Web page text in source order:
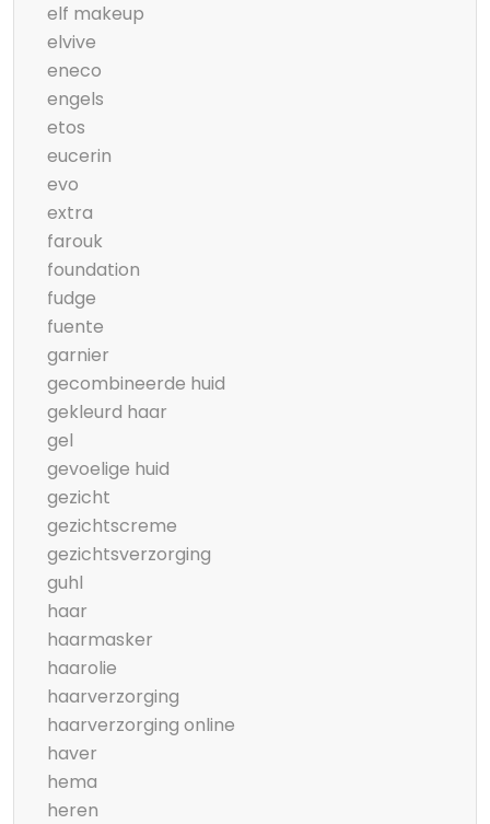
elf makeup
elvive
eneco
engels
etos
eucerin
evo
extra
farouk
foundation
fudge
fuente
garnier
gecombineerde huid
gekleurd haar
gel
gevoelige huid
gezicht
gezichtscreme
gezichtsverzorging
guhl
haar
haarmasker
haarolie
haarverzorging
haarverzorging online
haver
hema
heren